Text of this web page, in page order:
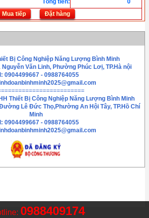
Tổng tiền:
0
Mua tiếp
Đặt hàng
0988409174
Bị Công Nghiệp Năng Lượng Bình Minh
Văn Linh, Phường Phúc Lơị, TP.Hà nội
0904499667 - 0988764055
Thiết Bị Công Nghiệp Năng Lượng Bình Minh
Lê Đức Thọ,Phường An Hội Tây, TP.Hồ Chí
Minh
0904499667 - 0988764055